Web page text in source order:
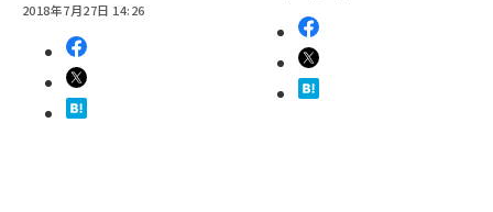
2018年7月27日 14:26